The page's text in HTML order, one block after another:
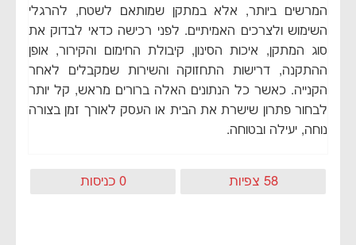
המרשים ביותר, אלא במתקן שמותאם לשטח, להרגלי
השימוש ולצרכים האמיתיים. לפני רכישה כדאי לבדוק את
סוג המתקן, איכות הסינון, קיבולת החימום והקירור, אופן
ההתקנה, דרישות התחזוקה והשירות שמקבלים לאחר
הקנייה. כאשר כל הנתונים האלה ברורים מראש, קל יותר
לבחור פתרון שישרת את הבית או העסק לאורך זמן בצורה
נוחה, יעילה ובטוחה.
58 צפיות 0 כניסות